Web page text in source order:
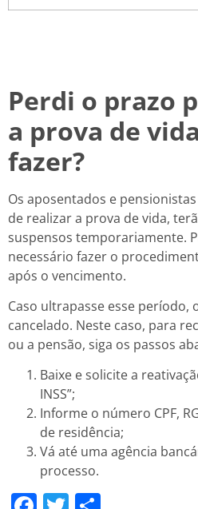
Perdi o prazo
a prova de
fazer?
Os aposentados e
de realizar a prova de vida,
suspensos temporariamente.
necessário fazer o
após o vencimento.
Caso ultrapasse esse período,
cancelado. Neste caso, para
ou a pensão, siga os passos
Baixe e solicite a
INSS”;
Informe o número CPF,
de residência;
Vá até uma agência
processo.